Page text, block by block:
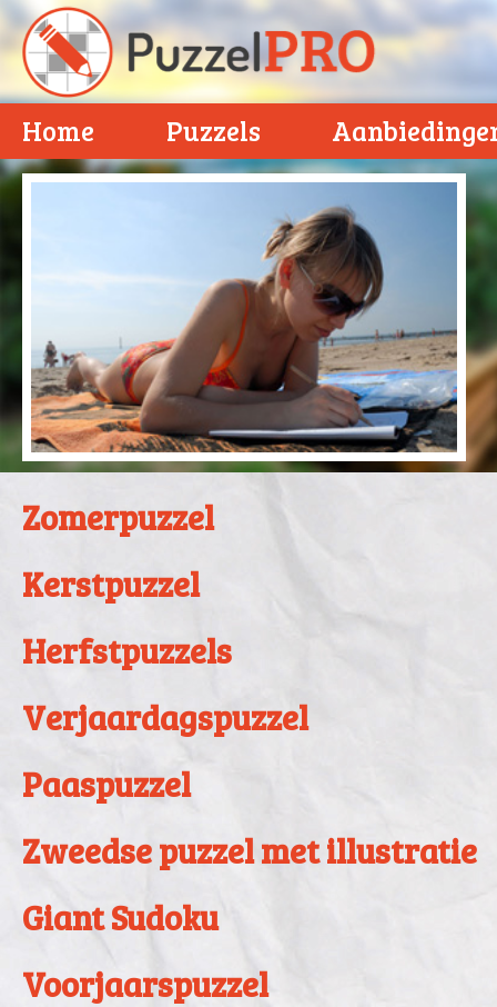
Home Puzzels
Zomerpuzzel
Kerstpuzzel
Herfstpuzzels
Verjaardagspuzzel
Paaspuzzel
Zweedse puzzel met illustratie
Giant Sudoku
Voorjaarspuzzel